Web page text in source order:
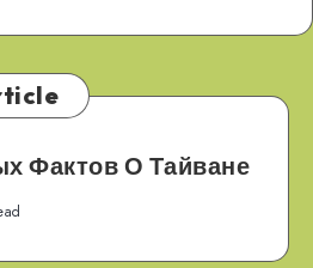
Фактов О Тайване